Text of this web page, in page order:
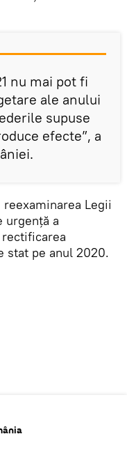
nu mai pot fi
ale anului
supuse
efecte”, a
Legii
urgență a
stat pe anul 2020.